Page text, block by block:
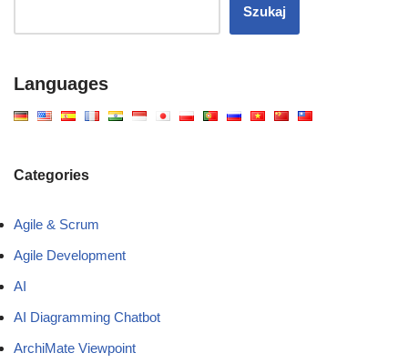
Szukaj
Languages
Categories
Agile & Scrum
Agile Development
AI
AI Diagramming Chatbot
ArchiMate Viewpoint